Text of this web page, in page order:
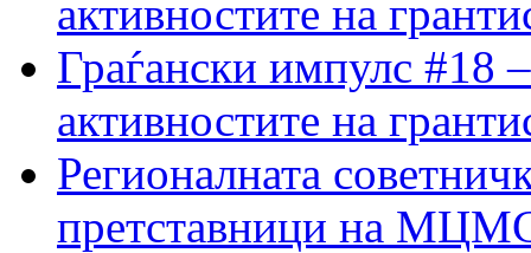
активностите на
Граѓански импулс #18
активностите на
Регионалната
претставници на МЦМС